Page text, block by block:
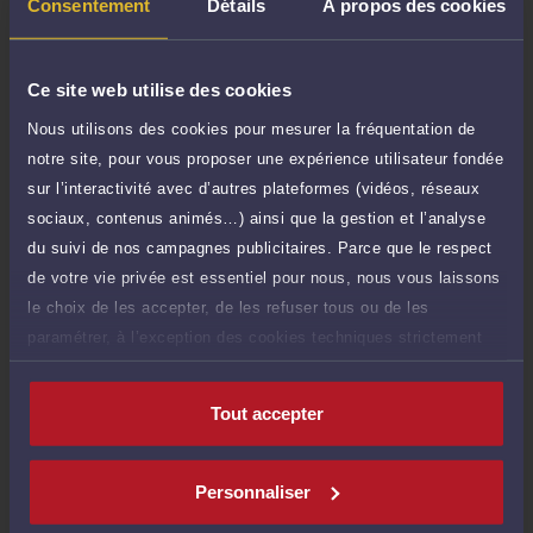
Consentement Détails À propos des cookies
Ce site web utilise des cookies
Nous utilisons des cookies pour mesurer la fréquentation de
notre site, pour vous proposer une expérience utilisateur fondée
sur l’interactivité avec d’autres plateformes (vidéos, réseaux
sociaux, contenus animés…) ainsi que la gestion et l’analyse
du suivi de nos campagnes publicitaires. Parce que le respect
de votre vie privée est essentiel pour nous, nous vous laissons
le choix de les accepter, de les refuser tous ou de les
paramétrer, à l’exception des cookies techniques strictement
nécessaires au fonctionnement du site.
Tout accepter
Personnaliser
de 1.000 caractères)
Consultation écrite
Etude de votre dossier + possibilité
d'ajout d'une pièce jointe
150 €
TTC
Consulter par écrit
Compétences
Droit du crédit et de la consommation